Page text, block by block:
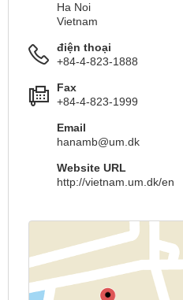
Ha Noi
Vietnam
điện thoại
+84-4-823-1888
Fax
+84-4-823-1999
Email
hanamb@um.dk
Website URL
http://vietnam.um.dk/en